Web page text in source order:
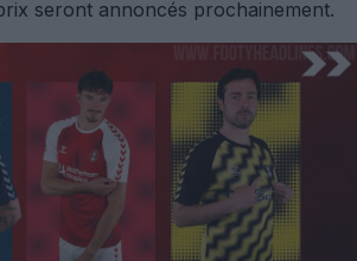
seront annoncés prochainement.